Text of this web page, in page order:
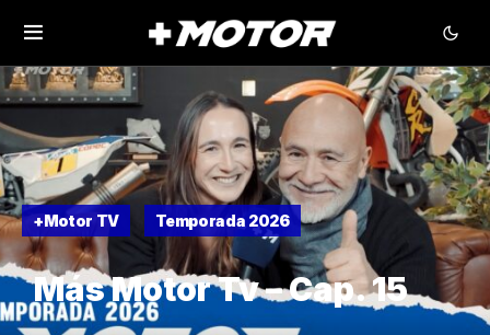
+Motor TV Temporada 2026
Más Motor Tv – Cap. 15